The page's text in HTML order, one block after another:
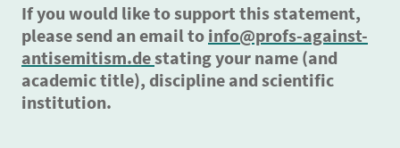
If you would like to support this statement,
please send an email to info@profs-against-
antisemitism.destating your name (and
academic title), discipline and scientific
institution.